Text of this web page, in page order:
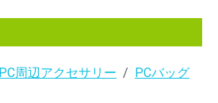
PC周辺アクセサリー PCバッグ